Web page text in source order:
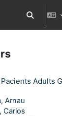
Commuta
Adults
Arnau
Carlos